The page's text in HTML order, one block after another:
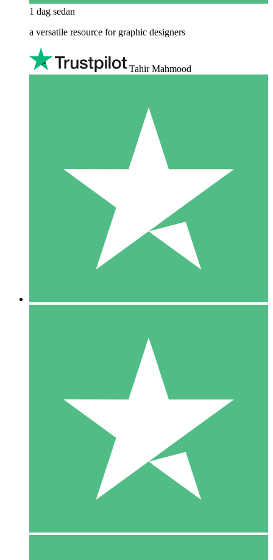
1 dag sedan
a versatile resource for graphic designers
Tahir Mahmood